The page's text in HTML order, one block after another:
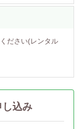
ださい(レンタル
し込み